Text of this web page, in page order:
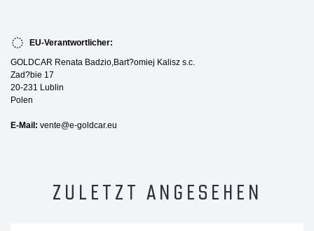
EU-Verantwortlicher:
GOLDCAR Renata Badzio,Bart?omiej Kalisz s.c.
Zad?bie 17
20-231 Lublin
Polen
E-Mail: vente@e-goldcar.eu
ZULETZT ANGESEHEN